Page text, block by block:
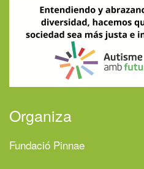
Organiza
Fundació Pinnae